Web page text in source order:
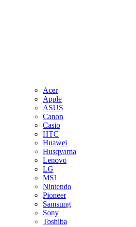
Acer
Apple
ASUS
Canon
Casio
HTC
Huawei
Husqvarna
Lenovo
LG
MSI
Nintendo
Pioneer
Samsung
Sony
Toshiba